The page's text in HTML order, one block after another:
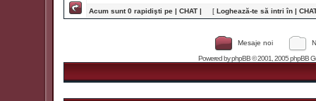
Acum sunt 0 rapidişti pe | CHAT | [ Loghează-te să intri în |
Mesaje noi
Powered byphpBB© 2001, 2005 phpBB